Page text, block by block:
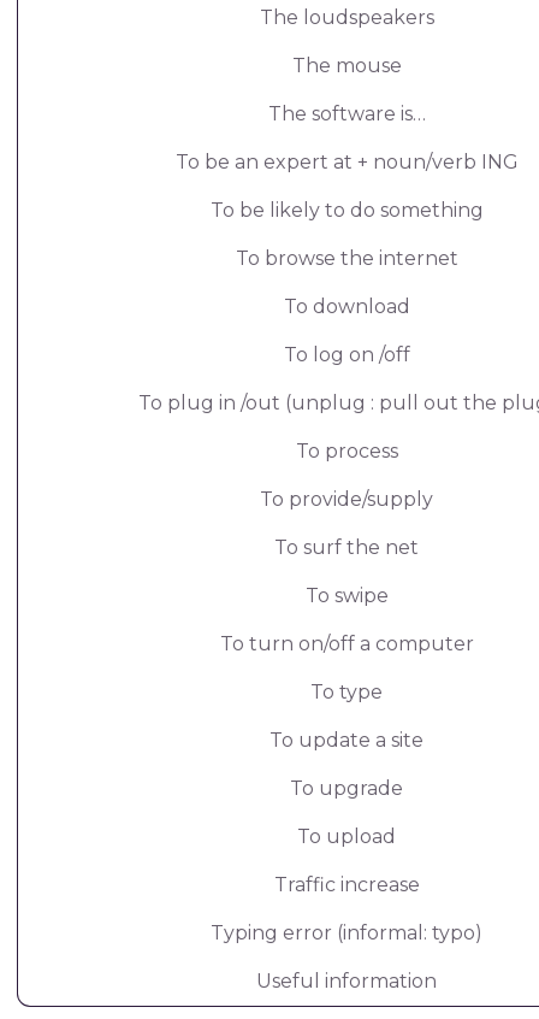
The loudspeakers
The mouse
The software is…
To be an expert at + noun/verb ING
To be likely to do something
To browse the internet
To download
To log on /off
To plug in /out (unplug : pull out the
To process
To provide/supply
To surf the net
To swipe
To turn on/off a computer
To type
To update a site
To upgrade
To upload
Traffic increase
Typing error (informal: typo)
Useful information